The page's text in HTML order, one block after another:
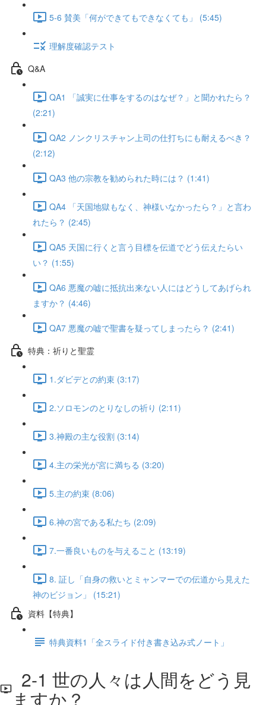
5-6 賛美「何ができてもできなくても」 (5:45)
理解度確認テスト
Q&A
QA1 「誠実に仕事をするのはなぜ？」と聞かれたら？
(2:21)
QA2 ノンクリスチャン上司の仕打ちにも耐えるべき？
(2:12)
QA3 他の宗教を勧められた時には？ (1:41)
QA4 「天国地獄もなく、神様いなかったら？」と言わ
れたら？ (2:45)
QA5 天国に行くと言う目標を伝道でどう伝えたらい
い？ (1:55)
QA6 悪魔の嘘に抵抗出来ない人にはどうしてあげられ
ますか？ (4:46)
QA7 悪魔の嘘で聖書を疑ってしまったら？ (2:41)
特典：祈りと聖霊
1.ダビデとの約束 (3:17)
2.ソロモンのとりなしの祈り (2:11)
3.神殿の主な役割 (3:14)
4.主の栄光が宮に満ちる (3:20)
5.主の約束 (8:06)
6.神の宮である私たち (2:09)
7.一番良いものを与えること (13:19)
8. 証し「自身の救いとミャンマーでの伝道から見えた
神のビジョン」 (15:21)
資料【特典】
特典資料1「全スライド付き書き込み式ノート」
2-1 世の人々は人間をどう見
ますか？